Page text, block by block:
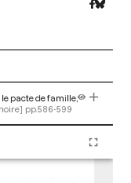
pacte de famille,
pp.586-599